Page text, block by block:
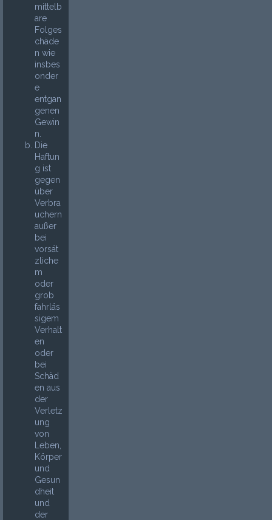
mittelb
are
Folges
chäde
n wie
insbes
onder
e
entgan
genen
Gewin
n.
Die
Haftun
g ist
gegen
über
Verbra
uchern
außer
bei
vorsät
zliche
m
oder
grob
fahrläs
sigem
Verhalt
en
oder
bei
Schäd
en aus
der
Verletz
ung
von
Leben,
Körper
und
Gesun
dheit
und
der